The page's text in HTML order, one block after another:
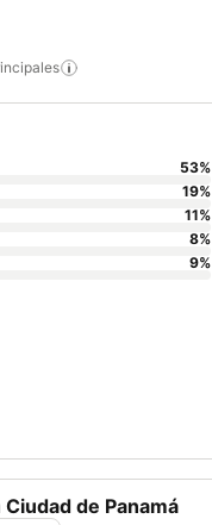
de Panamá
53%
19%
11%
8%
9%